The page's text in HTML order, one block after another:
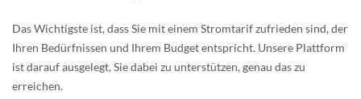
Das Wichtigste ist, dass Sie mit einem Stromtarif zufrieden sind, der
Ihren Bedürfnissen und Ihrem Budget entspricht. Unsere Plattform
ist darauf ausgelegt, Sie dabei zu unterstützen, genau das zu
erreichen.